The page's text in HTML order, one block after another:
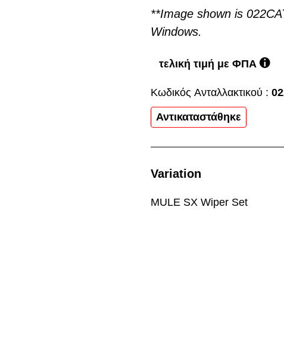
**Image shown is
Windows.
τελική τιμή με ΦΠΑ
Κωδικός Aνταλλακτικού :
Αντικαταστάθηκε
Variation
MULE SX Wiper Set